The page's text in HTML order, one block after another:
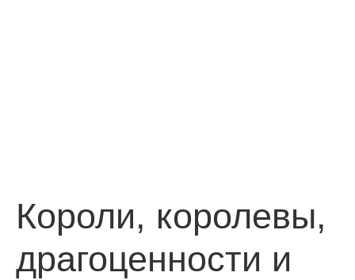
Короли, королевы,
драгоценности и